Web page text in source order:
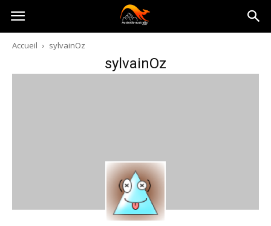
Australia-
australie.com
Accueil sylvainOz
sylvainOz